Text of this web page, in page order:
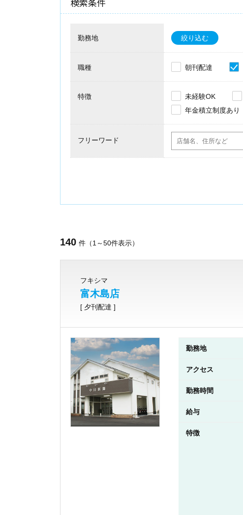
勤務地 絞り込む
職種 朝刊配達
特徴 未経験OK
年金積立制度あり
フリーワード
140 件（1～50件表示）
フキシマ
富木島店
[ 夕刊配達 ]
勤務地
アクセス
勤務時間
給与
特徴